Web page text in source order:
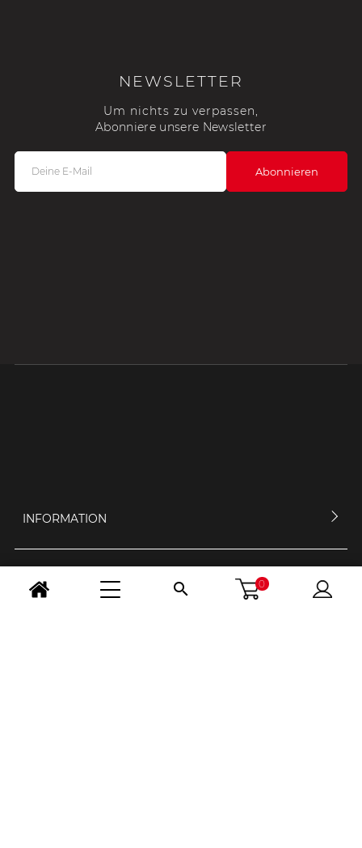
NEWSLETTER
Um nichts zu verpassen,
Abonniere unsere Newsletter
INFORMATION
MEIN KONTO  0